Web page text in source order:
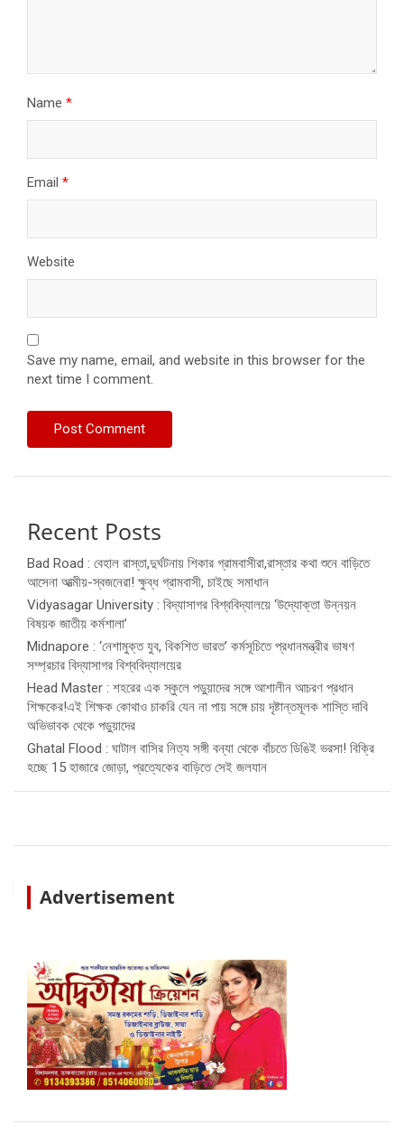
Name *
Email *
Website
Save my name, email, and website in this browser for the
next time I comment.
Recent Posts
Bad Road : বেহাল রাস্তা,দুর্ঘটনায় শিকার গ্রামবাসীরা,রাস্তার কথা শুনে বাড়িতে
আসেনা আত্মীয়-স্বজনেরা! ক্ষুব্ধ গ্রামবাসী, চাইছে সমাধান
Vidyasagar University : বিদ্যাসাগর বিশ্ববিদ্যালয়ে ‘উদ্যোক্তা উন্নয়ন
বিষয়ক জাতীয় কর্মশালা’
Midnapore : ‘নেশামুক্ত যুব, বিকশিত ভারত’ কর্মসূচিতে প্রধানমন্ত্রীর ভাষণ
সম্প্রচার বিদ্যাসাগর বিশ্ববিদ্যালয়ের
Head Master : শহরের এক স্কুলে পড়ুয়াদের সঙ্গে আশালীন আচরণ প্রধান
শিক্ষকের!এই শিক্ষক কোথাও চাকরি যেন না পায় সঙ্গে চায় দৃষ্টান্তমূলক শাস্তি দাবি
অভিভাবক থেকে পড়ুয়াদের
Ghatal Flood : ঘাটাল বাসির নিত্য সঙ্গী বন্যা থেকে বাঁচতে ডিঙিই ভরসা! বিক্রি
হচ্ছে 15 হাজারে জোড়া, প্রত্যেকের বাড়িতে সেই জলযান
Advertisement